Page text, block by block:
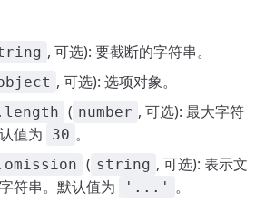
, 可选): 要截断的字符串。
, 可选): 选项对象。
( number , 可选): 最大字符
值为
30 。
( string , 可选): 表示文
符串。默认值为
'...' 。